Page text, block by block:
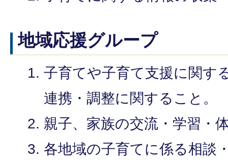
地域応援グループ
子育てや子育て支援に関す
連携・調整に関すること。
親子、家族の交流・学習・
各地域の子育てに係る相談